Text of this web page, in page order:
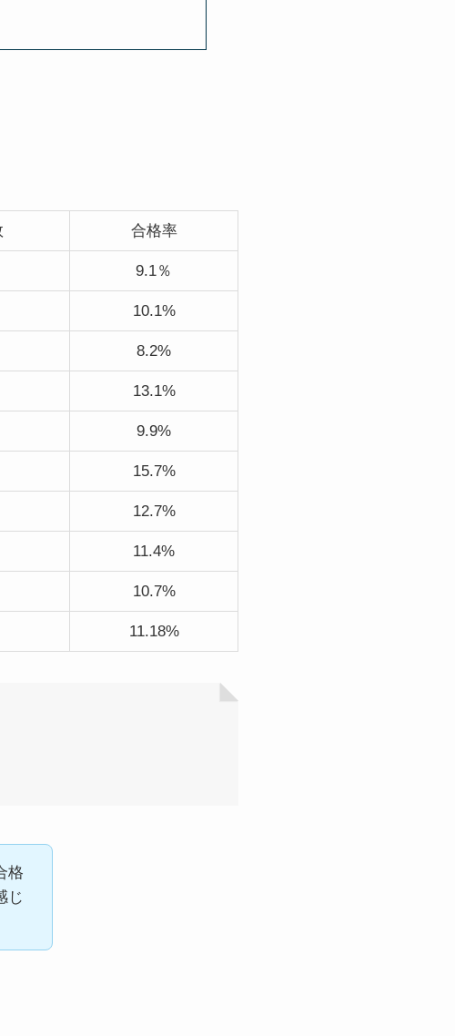
合格率
9.1％
10.1%
8.2%
13.1%
9.9%
15.7%
12.7%
11.4%
10.7%
11.18%
格
じ